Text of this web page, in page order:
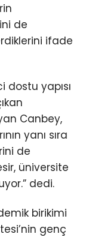
de
ifade
dostu yapısı
Canbey,
yanı sıra
de
üniversite
dedi.
birikimi
genç